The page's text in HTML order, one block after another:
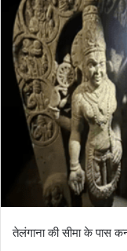
तेलंगाना की सीमा के पास